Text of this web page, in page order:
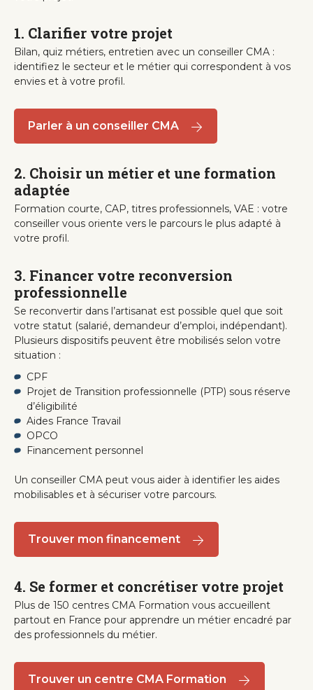
1. Clarifier votre projet
Bilan, quiz métiers, entretien avec un conseiller CMA :
identifiez le secteur et le métier qui correspondent à vos
envies et à votre profil.
Parler à un conseiller CMA
2. Choisir un métier et une formation
adaptée
Formation courte, CAP, titres professionnels, VAE : votre
conseiller vous oriente vers le parcours le plus adapté à
votre profil.
3. Financer votre reconversion
professionnelle
Se reconvertir dans l’artisanat est possible quel que soit
votre statut (salarié, demandeur d’emploi, indépendant).
Plusieurs dispositifs peuvent être mobilisés selon votre
situation :
CPF
Projet de Transition professionnelle (PTP) sous réserve
d’éligibilité
Aides France Travail
OPCO
Financement personnel
Un conseiller CMA peut vous aider à identifier les aides
mobilisables et à sécuriser votre parcours.
Trouver mon financement
4. Se former et concrétiser votre projet
Plus de 150 centres CMA Formation vous accueillent
partout en France pour apprendre un métier encadré par
des professionnels du métier.
Trouver un centre CMA Formation